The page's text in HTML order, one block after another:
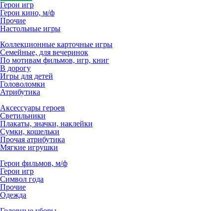
Герои игр
Герои кино, м/ф
Прочие
Настольные игры
Коллекционные карточные игры
Семейные, для вечеринок
По мотивам фильмов, игр, книг
В дорогу
Игры для детей
Головоломки
Атрибутика
Аксессуары героев
Светильники
Плакаты, значки, наклейки
Сумки, кошельки
Прочая атрибутика
Мягкие игрушки
Герои фильмов, м/ф
Герои игр
Символ года
Прочие
Одежда